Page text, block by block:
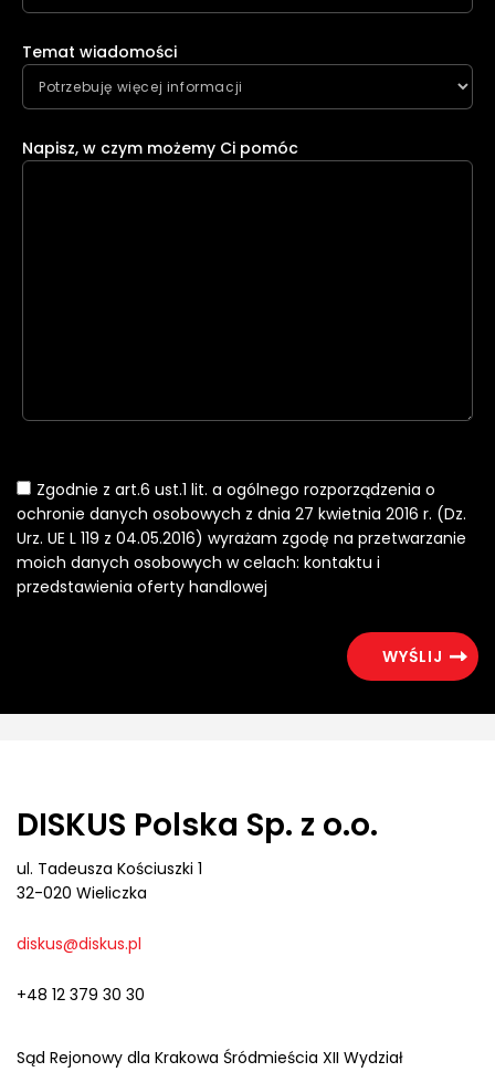
Temat wiadomości
Napisz, w czym możemy Ci pomóc
Zgodnie z art.6 ust.1 lit. a ogólnego rozporządzenia o
ochronie danych osobowych z dnia 27 kwietnia 2016 r. (Dz.
Urz. UE L 119 z 04.05.2016) wyrażam zgodę na przetwarzanie
moich danych osobowych w celach: kontaktu i
przedstawienia oferty handlowej
DISKUS Polska Sp. z o.o.
ul. Tadeusza Kościuszki 1
32-020 Wieliczka
diskus@diskus.pl
+48 12 379 30 30
Sąd Rejonowy dla Krakowa Śródmieścia XII Wydział